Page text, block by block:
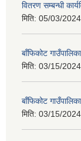
वितरण सम्बन्धी
मिति: 05/03/
बाँफिकोट
मिति: 03/15/
बाँफिकोट
मिति: 03/15/